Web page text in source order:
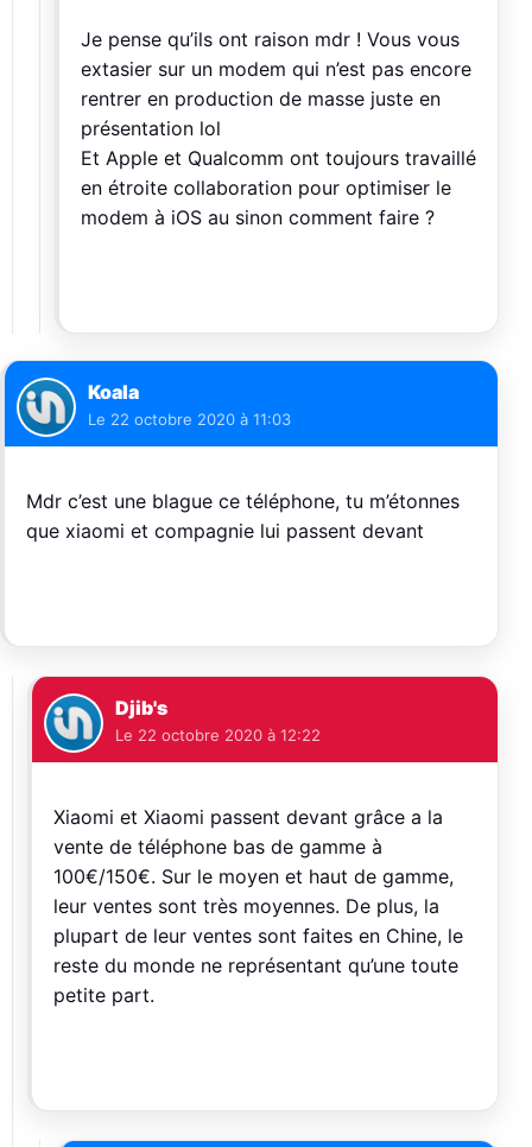
Je pense qu’ils ont raison mdr ! Vous vous
extasier sur un modem qui n’est pas encore
rentrer en production de masse juste en
présentation lol
Et Apple et Qualcomm ont toujours travaillé
en étroite collaboration pour optimiser le
modem à iOS au sinon comment faire ?
Koala
Le 22 octobre 2020 à 11:03
Mdr c’est une blague ce téléphone, tu m’étonnes
que xiaomi et compagnie lui passent devant
Djib's
Le 22 octobre 2020 à 12:22
Xiaomi et Xiaomi passent devant grâce a la
vente de téléphone bas de gamme à
100€/150€. Sur le moyen et haut de gamme,
leur ventes sont très moyennes. De plus, la
plupart de leur ventes sont faites en Chine, le
reste du monde ne représentant qu’une toute
petite part.